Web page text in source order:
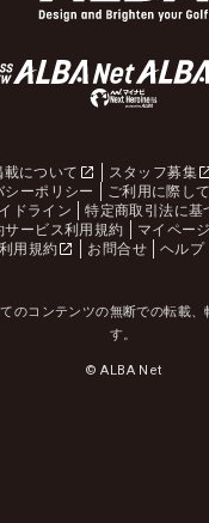
載について スタッフ募集
シーポリシー
ご利用に際して
ドライン
特定商取引法に基
サービス利用規約
マイペー
用規約
お問合せ ヘルプ
のコンテンツの無断での転載、
す。
© ALBA Net